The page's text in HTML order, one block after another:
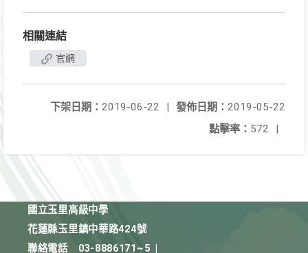
相關連結
官網
發佈日期： 2019-05-22
下架日期： 2019-06-22
|
點擊率： 572 |
國立玉里高級中學
花蓮縣玉里鎮中華路424號
聯絡電話
03-8886171~5